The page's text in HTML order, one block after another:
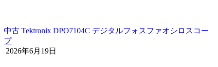
中古 Tektronix DPO7104C デジタルフォスファオシロスコー
プ
2026年6月19日